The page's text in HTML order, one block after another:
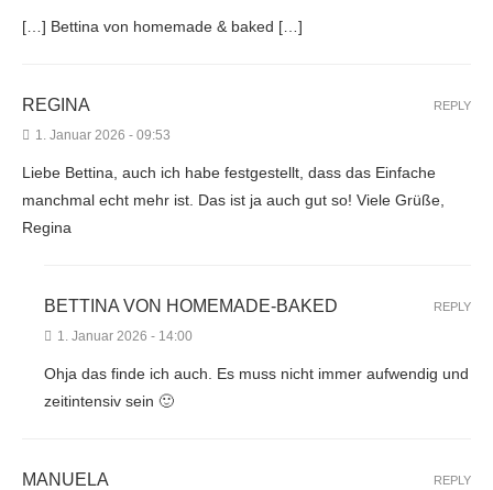
[…] Bettina von homemade & baked […]
REGINA
1. Januar 2026 - 09:53
Liebe Bettina, auch ich habe festgestellt, dass das Einfache
manchmal echt mehr ist. Das ist ja auch gut so! Viele Grüße,
Regina
REPLY
BETTINA VON HOMEMADE-BAKED
1. Januar 2026 - 14:00
Ohja das finde ich auch. Es muss nicht immer aufwendig und
zeitintensiv sein 🙂
REPLY
MANUELA REPLY